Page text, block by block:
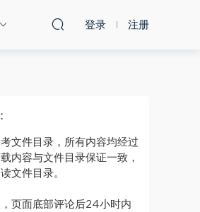
登录 注册
考文件目录，所有内容均经过
内容与文件目录保证一致，
文件目录。
页面底部评论后24小时内